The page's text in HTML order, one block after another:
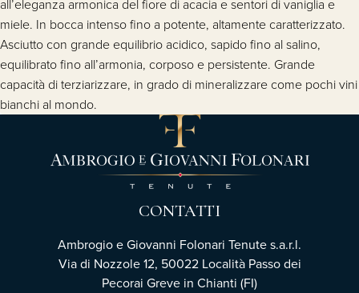
all’eleganza armonica del fiore di acacia e sentori di vaniglia e
miele. In bocca intenso fino a potente, altamente caratterizzato.
Asciutto con grande equilibrio acidico, sapido fino al salino,
equilibrato fino all’armonia, corposo e persistente. Grande
capacità di terziarizzare, in grado di mineralizzare come pochi vini
bianchi al mondo.
CONTATTI
Ambrogio e Giovanni Folonari Tenute s.a.r.l.
Via di Nozzole 12, 50022 Località Passo dei
Pecorai Greve in Chianti (FI)